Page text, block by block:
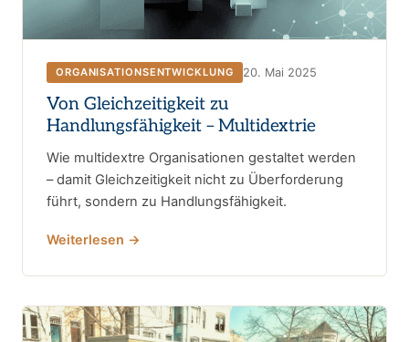
ORGANISATIONSENTWICKLUNG 20. Mai 2025
Von Gleichzeitigkeit zu
Handlungsfähigkeit – Multidextrie
Wie multidextre Organisationen gestaltet werden
– damit Gleichzeitigkeit nicht zu Überforderung
führt, sondern zu Handlungsfähigkeit.
Weiterlesen →